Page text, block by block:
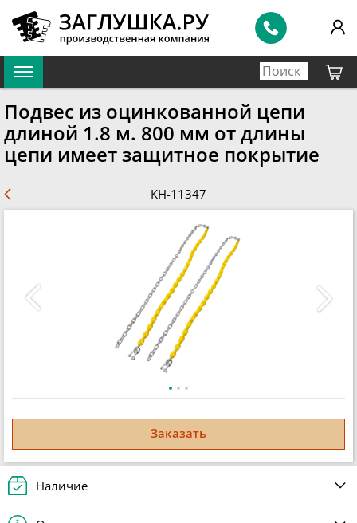
Подвес из оцинкованной цепи
длиной 1.8 м. 800 мм от длины
цепи имеет защитное покрытие
КН-11347
Заказать
Наличие